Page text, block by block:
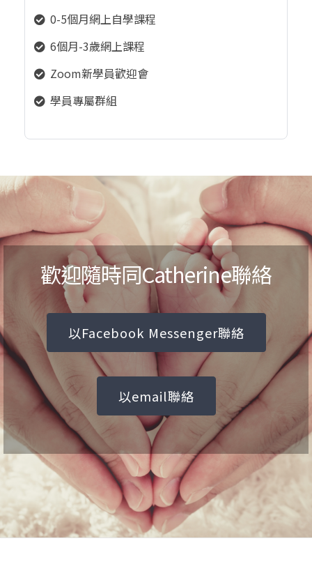
0-5個月網上自學課程
6個月-3歲網上課程
Zoom新學員歡迎會
學員專屬群組
歡迎隨時同Catherine聯絡
以Facebook Messenger聯絡
以email聯絡